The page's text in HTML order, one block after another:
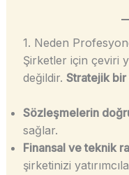
1. Neden
Şirketler için çeviri
değildir. Stratejik bir
Sözleşmelerin
sağlar.
Finansal ve teknik
şirketinizi